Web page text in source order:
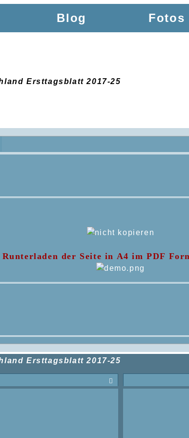
Blog Fotos
Ersttagsblatt 2017-25
Runterladen der Seite in A4 im PDF
Ersttagsblatt 2017-25
